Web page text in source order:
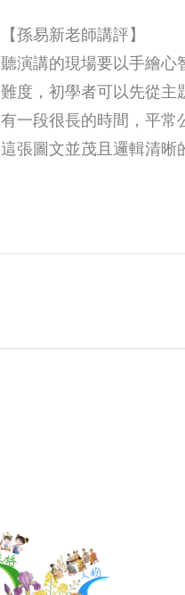
【孫易新老師講評】
聽演講的現場要以手繪心
難度，初學者可以先從主
有一段很長的時間，平常
這張圖文並茂且邏輯清晰